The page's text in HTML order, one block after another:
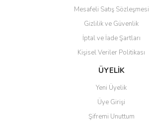
Mesafeli Satış Sözleşmesi
Gizlilik ve Güvenlik
İptal ve İade Şartları
Kişisel Veriler Politikası
ÜYELİK
Yeni Üyelik
Üye Girişi
Şifremi Unuttum